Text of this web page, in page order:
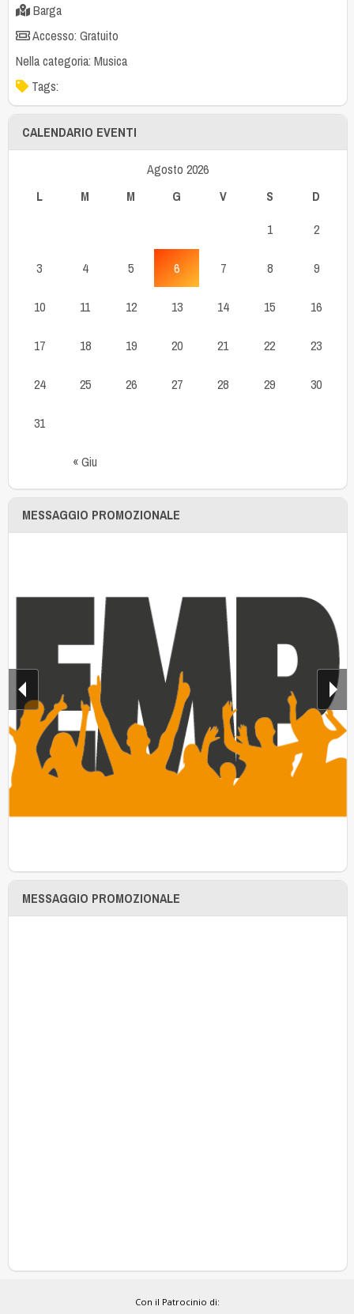
Barga
Accesso: Gratuito
Nella categoria: Musica
Tags:
CALENDARIO EVENTI
Agosto 2026
L
M M G V S D
« Giu
1 2
3 4 5 6 7 8 9
10 11 12 13 14 15 16
17 18 19 20 21 22 23
24 25 26 27 28 29 30
31
MESSAGGIO PROMOZIONALE
MESSAGGIO PROMOZIONALE
Con il Patrocinio di: